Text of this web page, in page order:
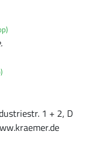
1 + 2, D